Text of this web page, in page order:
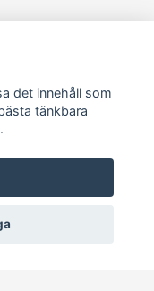
det innehåll som
tänkbara